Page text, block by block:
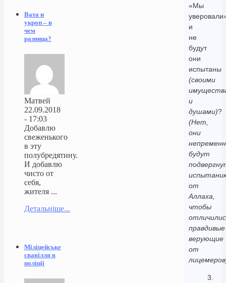
«Мы
и
не
будут
они
испытаны
(своими
и
душами)?
(Нет,
они
будут
от
Аллаха,
чтобы
правдивые
верующие
от
3.
Вата и
укроп – в
чем
разница?
Матвей
22.09.2018
- 17:03
Добавлю
свеженького
в эту
полубредятину.
И добавлю
чисто от
себя,
жителя ...
Детальніше...
Міліцейське
свавілля в
поліції